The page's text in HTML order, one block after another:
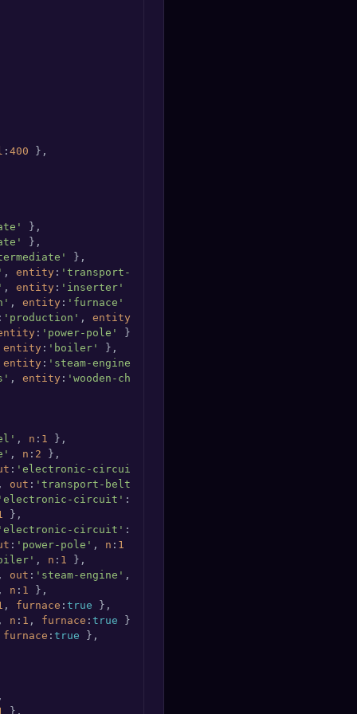
: 400 },
},
},
},
, entity : 'transport-belt'
, entity : 'inserter'
, entity : 'furnace'
: 'production' , entity
: 'power-pole'
},
entity : 'boiler'
},
entity : 'steam-engine'
, entity : 'wooden-chest'
, n : 1 },
, n : 2 },
: 'electronic-circuit'
out : 'transport-belt'
'electronic-circuit' :
},
'electronic-circuit' :
: 'power-pole' , n : 1
, n : 1 },
out : 'steam-engine' ,
, n : 1 },
, furnace : true },
, n : 1 , furnace : true },
furnace : true },
},